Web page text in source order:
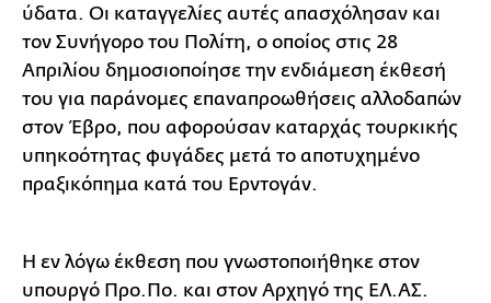
ύδατα. Οι καταγγελίες αυτές απασχόλησαν και
τον Συνήγορο του Πολίτη, ο οποίος στις 28
Απριλίου δημοσιοποίησε την ενδιάμεση έκθεσή
του για παράνομες επαναπροωθήσεις αλλοδαπών
στον Έβρο, που αφορούσαν καταρχάς τουρκικής
υπηκοότητας φυγάδες μετά το αποτυχημένο
πραξικόπημα κατά του Ερντογάν.
Η εν λόγω έκθεση που γνωστοποιήθηκε στον
υπουργό Προ.Πο. και στον Αρχηγό της ΕΛ.ΑΣ.